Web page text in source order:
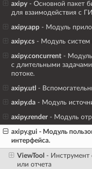
axipy - Основной пакет
для взаимодействия с
axipy.app - Модуль
axipy.cs - Модуль систем
axipy.concurrent -
с длительными
потоке.
axipy.utl -
axipy.da - Модуль
axipy.render - Модуль
axipy.gui - Модуль
интерфейса.
ViewTool - Инструмент
или отчета